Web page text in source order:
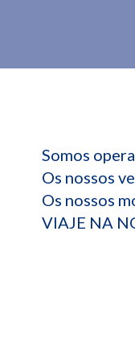
Somos
Os nossos
Os nossos
VIAJE NA